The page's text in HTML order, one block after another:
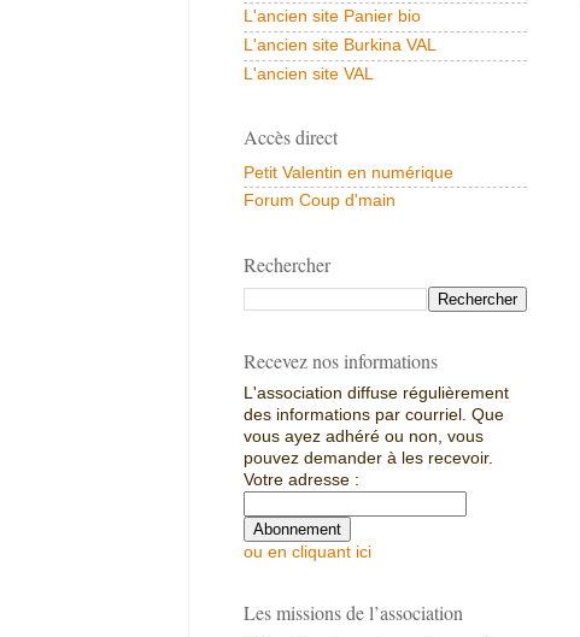
L'ancien site Panier bio
L'ancien site Burkina VAL
L'ancien site VAL
Accès direct
Petit Valentin en numérique
Forum Coup d'main
Rechercher
Recevez nos informations
L'association diffuse régulièrement
des informations par courriel. Que
vous ayez adhéré ou non, vous
pouvez demander à les recevoir.
Votre adresse :
ou en cliquant ici
Les missions de l’association